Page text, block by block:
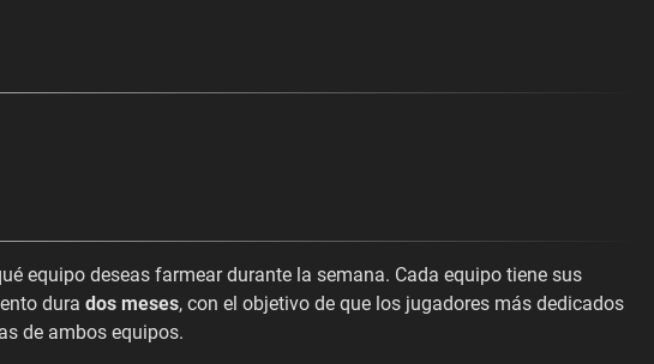
equipo deseas farmear durante la semana. Cada equipo tiene sus
dura dos meses, con el objetivo de que los jugadores más dedicados
de ambos equipos.